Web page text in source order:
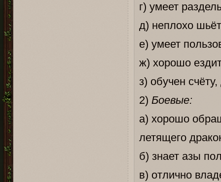
г) умеет
д) неплохо шьёт
е) умеет
ж) хорошо
з) обучен
2) Боевые:
а) хорошо
летящего
б) знает азы
в) отлично